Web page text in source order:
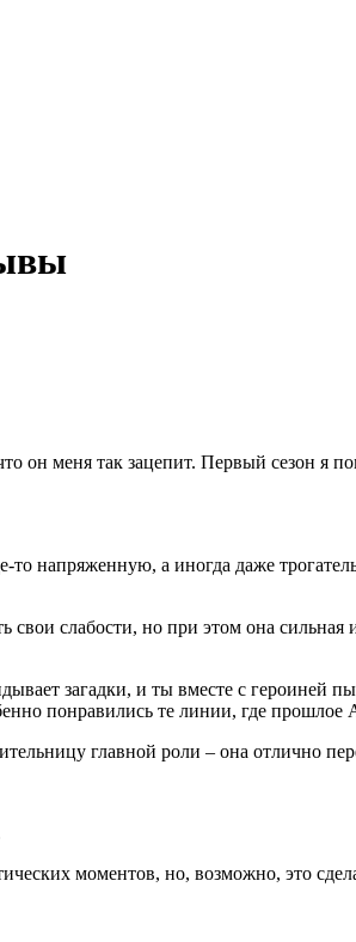
он меня так зацепит. Первый сезон я
напряженную, а иногда даже
слабости, но при этом она
загадки, и ты вместе с героиней
понравились те линии, где прошлое
главной роли – она отлично
моментов, но, возможно, это